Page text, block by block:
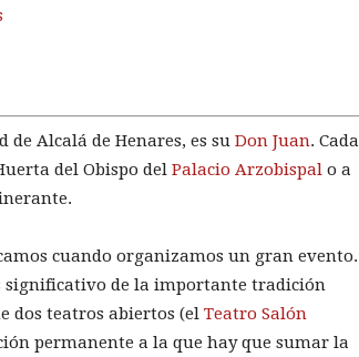
Alcalá de Henares, es su Don Juan. Cada
del Obispo del Palacio Arzobispal o a
cuando organizamos un gran evento.
significativo de la importante tradición
dos teatros abiertos (el Teatro Salón
permanente a la que hay que sumar la